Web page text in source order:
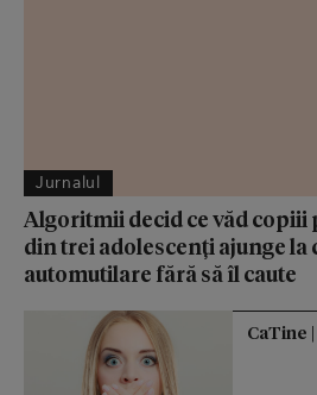
Jurnalul
Algoritmii decid ce văd copiii
din trei adolescenți ajunge
automutilare fără să îl caute
CaTine